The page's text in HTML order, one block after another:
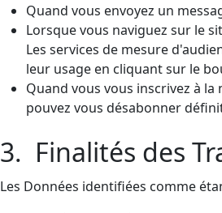
Quand vous envoyez un
Lorsque vous naviguez sur le
Les services de mesure
leur usage en cliquant sur le
Quand vous vous inscrivez à la
pouvez vous désabonner
3. Finalités des
Les Données identifiées comme